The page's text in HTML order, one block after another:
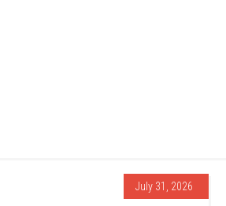
July 31, 2026